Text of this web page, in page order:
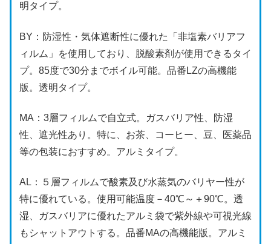
明タイプ。
BY：防湿性・気体遮断性に優れた「非塩素バリアフ
ィルム」を使用しており、脱酸素剤が使用できるタイ
プ。85度で30分までボイル可能。品番LZの高機能
版。透明タイプ。
MA：3層フィルムで自立式。ガスバリア性、防湿
性、遮光性あり。特に、お茶、コーヒー、豆、医薬品
等の包装におすすめ。アルミタイプ。
AL：５層フィルムで酸素及び水蒸気のバリヤー性が
特に優れている。使用可能温度－40℃～＋90℃。透
湿、ガスバリアに優れたアルミ袋で紫外線や可視光線
もシャットアウトする。品番MAの高機能版。アルミ